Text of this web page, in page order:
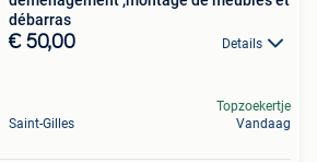
débarras
€ 50,00 Details
Saint-Gilles
Topzoekertje
Vandaag